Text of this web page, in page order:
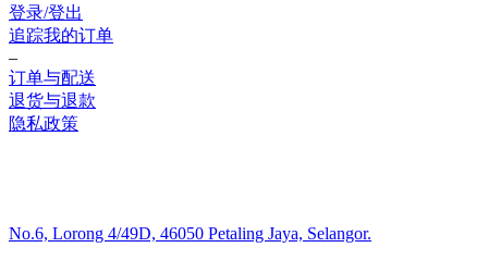
登录/登出
追踪我的订单
–
订单与配送
退货与退款
隐私政策
No.6, Lorong 4/49D, 46050 Petaling Jaya, Selangor.